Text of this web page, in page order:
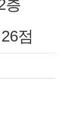
층
점